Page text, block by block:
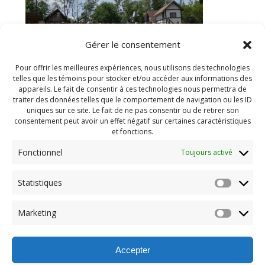
Gérer le consentement
Pour offrir les meilleures expériences, nous utilisons des technologies
telles que les témoins pour stocker et/ou accéder aux informations des
appareils. Le fait de consentir à ces technologies nous permettra de
traiter des données telles que le comportement de navigation ou les ID
uniques sur ce site. Le fait de ne pas consentir ou de retirer son
consentement peut avoir un effet négatif sur certaines caractéristiques
et fonctions.
Fonctionnel Toujours activé
Statistiques
Marketing
Accepter
https://www.mdjboucherville.ca/wp-
content/uploads/2022/07/cropped-PDG-Juillet-2022-
Navigation
de
l'article
Previous:
post:2022-78.jpg